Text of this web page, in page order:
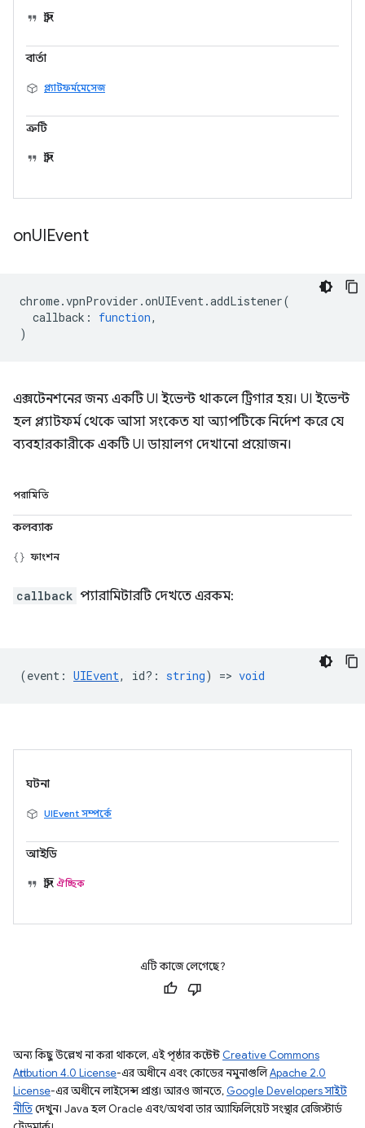
স্ট্রিং
বার্তা
প্ল্যাটফর্মমেসেজ
ত্রুটি
স্ট্রিং
onUIEvent
chrome.vpnProvider .onUIEvent.addListener(
callback : function,
)
এক্সটেনশনের জন্য একটি UI ইভেন্ট থাকলে ট্রিগার হয়। UI ইভেন্ট
হল প্ল্যাটফর্ম থেকে আসা সংকেত যা অ্যাপটিকে নির্দেশ করে যে
ব্যবহারকারীকে একটি UI ডায়ালগ দেখানো প্রয়োজন।
পরামিতি
কলব্যাক
ফাংশন
callback প্যারামিটারটি দেখতে এরকম:
(event : UIEvent, id? : string) => void
ঘটনা
UIEvent সম্পর্কে
আইডি
স্ট্রিং ঐচ্ছিক
এটি কাজে লেগেছে?
অন্য কিছু উল্লেখ না করা থাকলে, এই পৃষ্ঠার কন্টেন্ট Creative Commons
Attribution 4.0 License-এর অধীনে এবং কোডের নমুনাগুলিApache 2.0
License-এর অধীনে লাইসেন্স প্রাপ্ত। আরও জানতে, Google Developers সাইট
নীতিদেখুন। Java হল Oracle এবং/অথবা তার অ্যাফিলিয়েট সংস্থার রেজিস্টার্ড